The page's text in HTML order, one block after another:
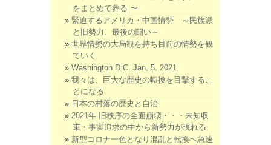
をまとめて葬る 〜
緊迫するアメリカ・中国情勢 ～民族派
と旧勢力、最後の闘い～
世界情勢の大局観を持ち目前の情勢を観
ていく
Washington D.C. Jan. 5. 2021.
我々は、巨大な歴史の転換を目撃するこ
とになる
日本の村落の歴史と自治
2021年 旧秩序の全面崩壊・・・未知収
束・事実追求の中から新勢力が現れる
新型コロナ一色となり混乱と転換へ急速